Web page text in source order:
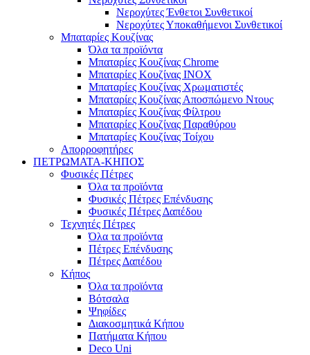
Νεροχύτες Ένθετοι Συνθετικοί
Νεροχύτες Υποκαθήμενοι Συνθετικοί
Μπαταρίες Κουζίνας
Όλα τα προϊόντα
Μπαταρίες Κουζίνας Chrome
Μπαταρίες Κουζίνας INOX
Μπαταρίες Κουζίνας Χρωματιστές
Μπαταρίες Κουζίνας Αποσπώμενο Ντους
Μπαταρίες Κουζίνας Φίλτρου
Μπαταρίες Κουζίνας Παραθύρου
Μπαταρίες Κουζίνας Τοίχου
Απορροφητήρες
ΠΕΤΡΩΜΑΤΑ-ΚΗΠΟΣ
Φυσικές Πέτρες
Όλα τα προϊόντα
Φυσικές Πέτρες Επένδυσης
Φυσικές Πέτρες Δαπέδου
Τεχνητές Πέτρες
Όλα τα προϊόντα
Πέτρες Επένδυσης
Πέτρες Δαπέδου
Κήπος
Όλα τα προϊόντα
Βότσαλα
Ψηφίδες
Διακοσμητικά Κήπου
Πατήματα Κήπου
Deco Uni